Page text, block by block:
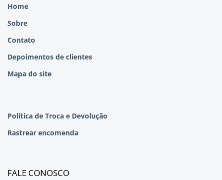
Home
Sobre
Contato
Depoimentos de clientes
Mapa do site
Política de Troca e Devolução
Rastrear encomenda
FALE CONOSCO